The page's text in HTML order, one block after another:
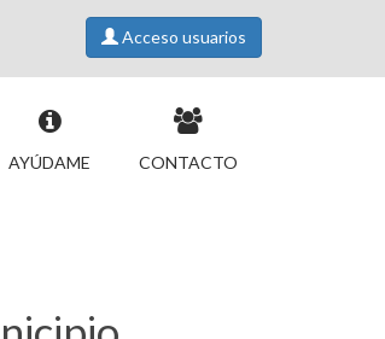
Acceso usuarios
AYÚDAME CONTACTO